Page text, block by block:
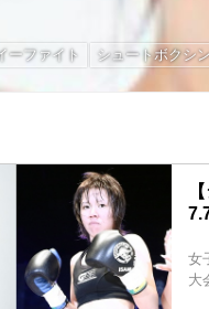
ーファイト シュートボクシ
女
大